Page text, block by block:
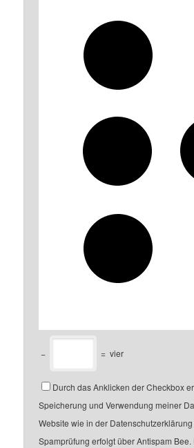
− = vier
Durch das Anklicken der Checkbox
Speicherung und Verwendung meiner
Website wie in der
Spamprüfung erfolgt über Antispam Bee.